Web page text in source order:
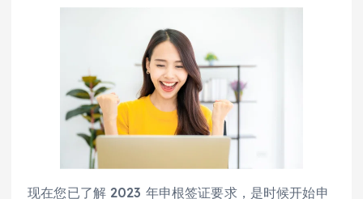
现在您已了解 2023 年申根签证要求，是时候开始申